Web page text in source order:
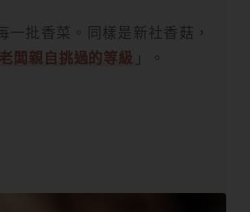
一批香菜。同樣是新社香菇，
老闆親自挑過的等級 」。